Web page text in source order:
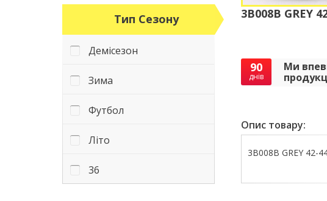
Тип Сезону
Демісезон
Зима
Футбол
Літо
36
3B008B GREY
90
днів
Ми
Опис товару:
3B008B GREY 42-